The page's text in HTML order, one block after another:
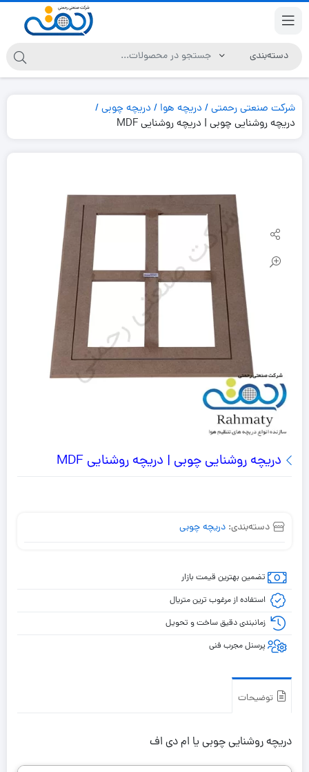
شرکت صنعتی رحمتی دریچه هوا
دریچه چوبی
دریچه روشنایی چوبی | دریچه روشنایی MDF
دریچه روشنایی چوبی | دریچه روشنایی MDF
دسته‌بندی: دریچه چوبی
تضمین بهترین قیمت بازار
استفاده از مرغوب ترین متریال
زمانبندی دقیق ساخت و تحویل
پرسنل مجرب فنی
توضیحات
دریچه روشنایی چوبی یا ام دی اف